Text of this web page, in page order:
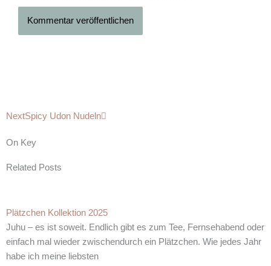
NextSpicy Udon Nudeln
On Key
Related Posts
Plätzchen Kollektion 2025
Juhu – es ist soweit. Endlich gibt es zum Tee, Fernsehabend oder
einfach mal wieder zwischendurch ein Plätzchen. Wie jedes Jahr
habe ich meine liebsten